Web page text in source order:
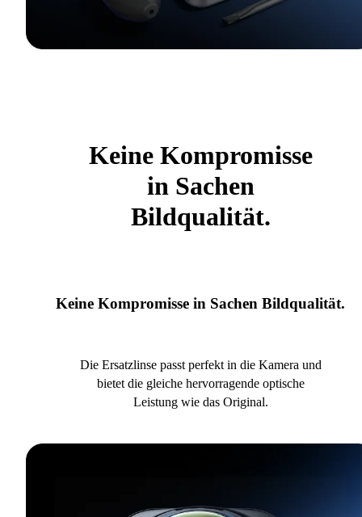
Keine Kompromisse
in Sachen
Bildqualität.
Keine Kompromisse in Sachen Bildqualität.
Die Ersatzlinse passt perfekt in die Kamera und
bietet die gleiche hervorragende optische
Leistung wie das Original.